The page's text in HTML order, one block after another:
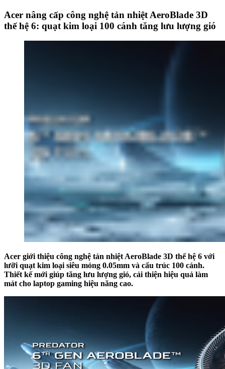
Acer nâng cấp công nghệ tản nhiệt AeroBlade 3D
thế hệ 6: quạt kim loại 100 cánh tăng lưu lượng gió
Acer giới thiệu công nghệ tản nhiệt AeroBlade 3D thế hệ 6 với
lưỡi quạt kim loại siêu mỏng 0.05mm và cấu trúc 100 cánh.
Thiết kế mới giúp tăng lưu lượng gió, cải thiện hiệu quả làm
mát cho laptop gaming hiệu năng cao.